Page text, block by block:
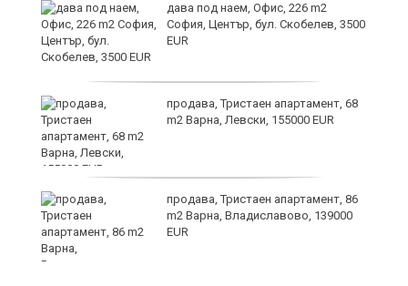
дава под наем, Офис, 226 m2
София, Център, бул. Скобелев, 3500
EUR
продава, Тристаен апартамент, 68
m2 Варна, Левски, 155000 EUR
продава, Тристаен апартамент, 86
m2 Варна, Владиславово, 139000
EUR